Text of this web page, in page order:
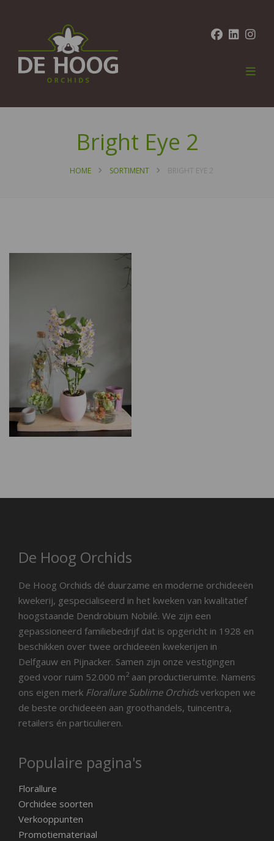
Bright Eye 2
HOME SORTIMENT BRIGHT EYE 2
De Hoog Orchids
De Hoog Orchids dé duurzame en moderne orchideeën
kwekerij, gespecialiseerd in het kweken van kwalitatief
hoogstaande Dendrobium Nobilé. We zijn een
gepassioneerd familiebedrijf dat is opgericht in 1928 en
beschikken over twee orchideeën kwekerijen in
Delfgauw en Pijnacker. Samen zijn onze vestigingen
goed voor ruim 52.000 m2 aan productieruimte. Namens
ons eigen merk Florallure Sublime Orchidsverkopen we
de beste orchideeën aan groothandels, tuincentra,
retailers én particulieren.
Populaire pagina's
Florallure
Orchidee soorten
Verkooppunten
Promotiemateriaal